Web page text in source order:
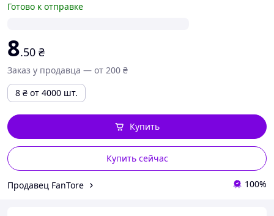
Готово к отправке
8.50 ₴
Заказ у продавца — от 200 ₴
8 ₴ от 4000 шт.
Купить сейчас
Купить
Продавец FanTore 100%